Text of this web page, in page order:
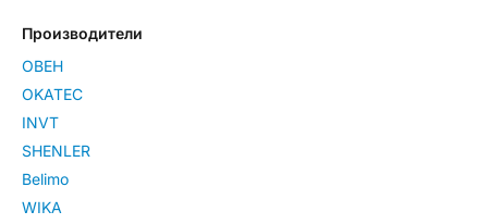
Производители
ОВЕН
OKATEC
INVT
SHENLER
Belimo
WIKA